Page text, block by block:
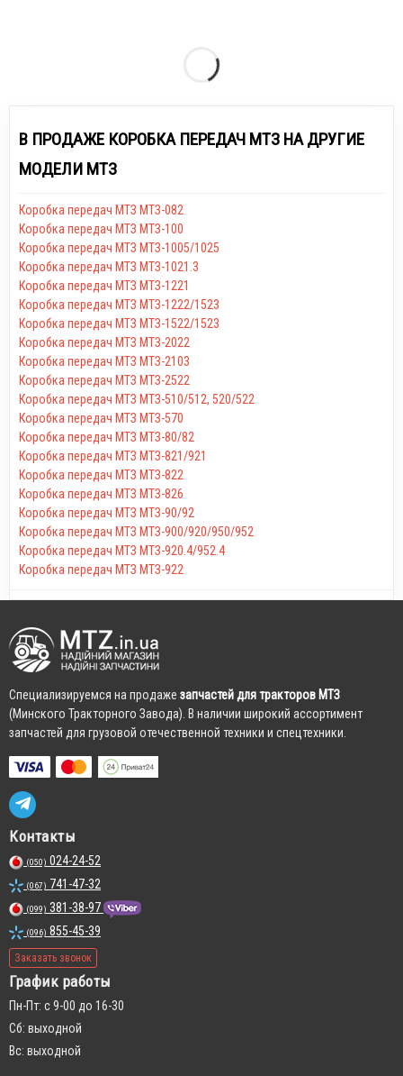
В ПРОДАЖЕ КОРОБКА ПЕРЕДАЧ МТЗ НА ДРУГИЕ
МОДЕЛИ МТЗ
Коробка передач МТЗ МТЗ-082
Коробка передач МТЗ МТЗ-100
Коробка передач МТЗ МТЗ-1005/1025
Коробка передач МТЗ МТЗ-1021.3
Коробка передач МТЗ МТЗ-1221
Коробка передач МТЗ МТЗ-1222/1523
Коробка передач МТЗ МТЗ-1522/1523
Коробка передач МТЗ МТЗ-2022
Коробка передач МТЗ МТЗ-2103
Коробка передач МТЗ МТЗ-2522
Коробка передач МТЗ МТЗ-510/512, 520/522
Коробка передач МТЗ МТЗ-570
Коробка передач МТЗ МТЗ-80/82
Коробка передач МТЗ МТЗ-821/921
Коробка передач МТЗ МТЗ-822
Коробка передач МТЗ МТЗ-826
Коробка передач МТЗ МТЗ-90/92
Коробка передач МТЗ МТЗ-900/920/950/952
Коробка передач МТЗ МТЗ-920.4/952.4
Коробка передач МТЗ МТЗ-922
Cпециализируемся на продаже запчастей для тракторов МТЗ
(Минского Тракторного Завода). В наличии широкий ассортимент
запчастей для грузовой отечественной техники и спецтехники.
Контакты
(050) 024-24-52
(067) 741-47-32
(099) 381-38-97
(096) 855-45-39
Заказать звонок
График работы
Пн-Пт: с 9-00 до 16-30
Сб: выходной
Вс: выходной